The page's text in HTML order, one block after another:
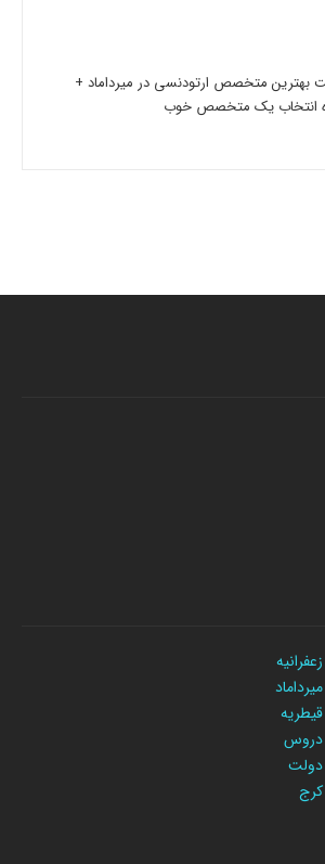
بهترین متخصص ارتودنسی در میرداماد +
انتخاب یک متخصص خوب
دروس